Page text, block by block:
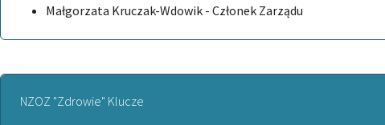
Małgorzata Kruczak-Wdowik - Członek Zarządu
NZOZ "Zdrowie" Klucze